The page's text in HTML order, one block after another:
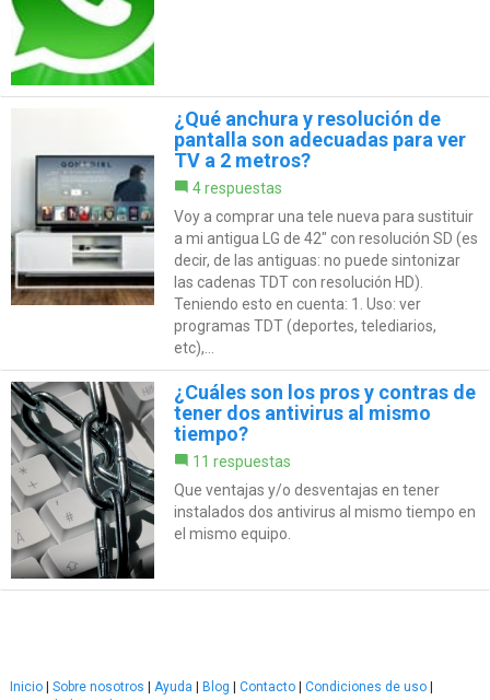
¿Qué anchura y resolución de
pantalla son adecuadas para ver
TV a 2 metros?
4 respuestas
Voy a comprar una tele nueva para sustituir
a mi antigua LG de 42" con resolución SD (es
decir, de las antiguas: no puede sintonizar
las cadenas TDT con resolución HD).
Teniendo esto en cuenta: 1. Uso: ver
programas TDT (deportes, telediarios,
etc),...
¿Cuáles son los pros y contras de
tener dos antivirus al mismo
tiempo?
11 respuestas
Que ventajas y/o desventajas en tener
instalados dos antivirus al mismo tiempo en
el mismo equipo.
Inicio Sobre nosotros Ayuda Blog Contacto Condiciones de uso